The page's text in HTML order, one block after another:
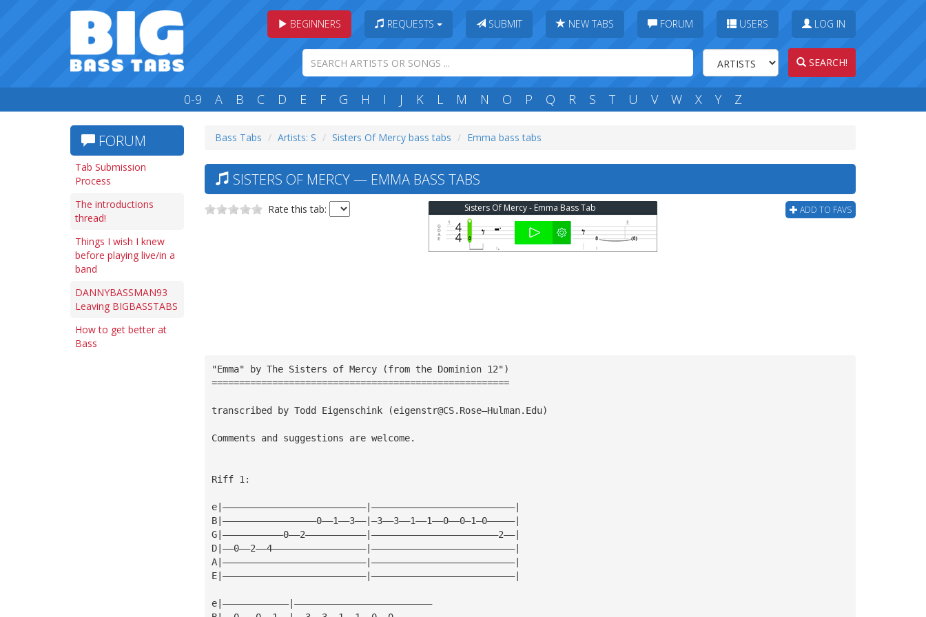
BEGINNERS REQUESTS SUBMIT NEW TABS FORUM USERS LOG IN
SEARCH!
0-9 A B C D E F G H I J K L M N O P Q R S T U V W X Y Z
FORUM
Tab Submission
Process
The introductions
thread!
Things I wish I knew
before playing live/in a
band
DANNYBASSMAN93
Leaving BIGBASSTABS
How to get better at
Bass
Bass Tabs Artists: S Sisters Of Mercy bass tabs Emma bass tabs
SISTERS OF MERCY — EMMA BASS TABS
Rate this tab: ADD TO FAVS
Sisters Of Mercy - Emma Bass Tab
"Emma" by The Sisters of Mercy (from the Dominion 12")
======================================================
transcribed by Todd Eigenschink (eigenstr@CS.Rose—Hulman.Edu)
Comments and suggestions are welcome.
Riff 1:
e|——————————————————————————|——————————————————————————|
B|—————————————————0——1——3——|—3——3——1——1——0——0—1—0—————|
G|———————————0——2———————————|———————————————————————2——|
D|——0——2——4—————————————————|——————————————————————————|
A|——————————————————————————|——————————————————————————|
E|——————————————————————————|——————————————————————————|
e|————————————|—————————————————————————